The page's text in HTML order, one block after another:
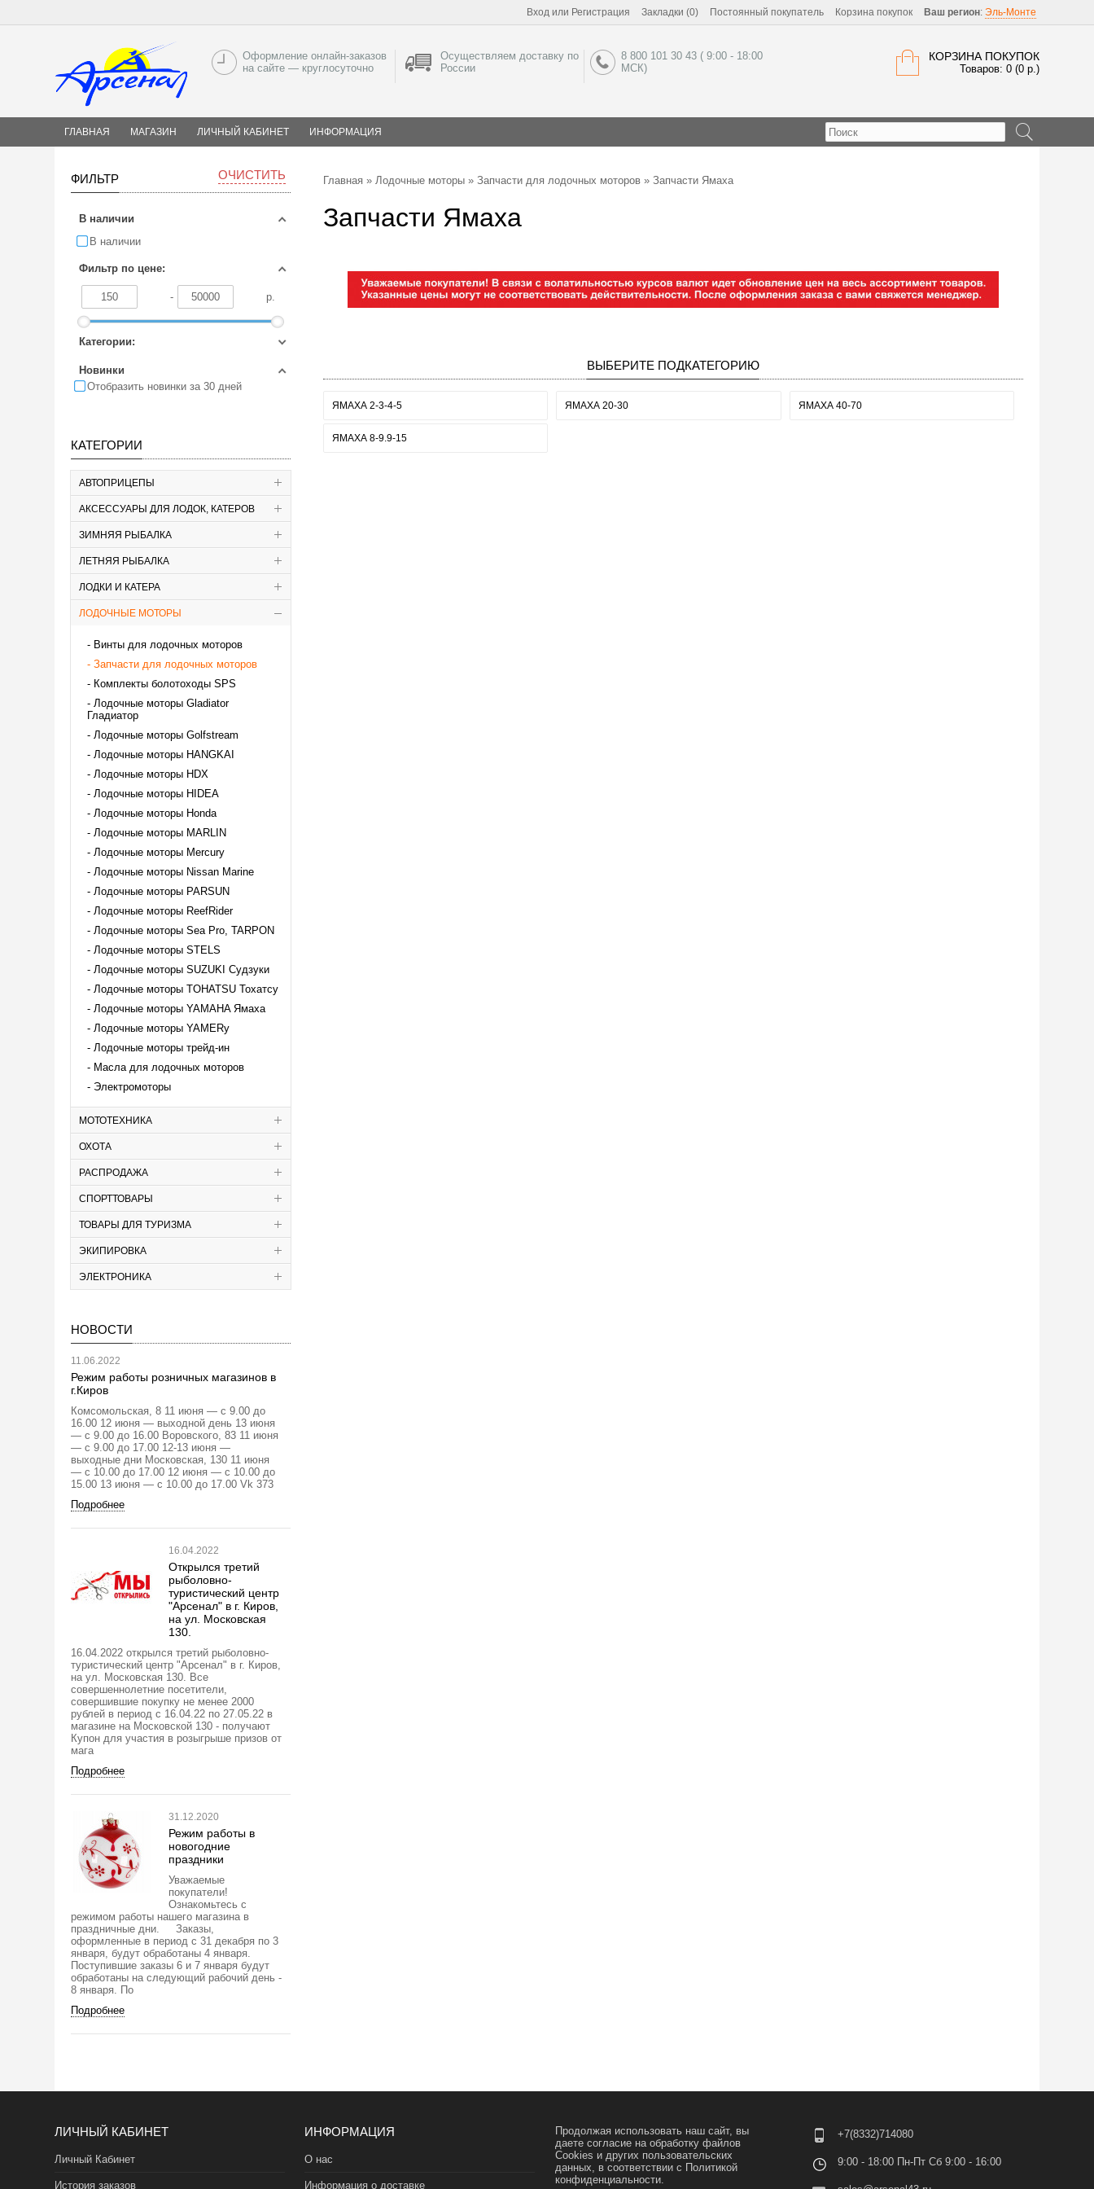
Вход или Регистрация Закладки (0) Постоянный покупатель Корзина покупок Ваш регион: Эль-Монте
КОРЗИНА ПОКУПОК
Товаров: 0 (0 р.)
Оформление онлайн-заказов
на сайте — круглосуточно
Осуществляем доставку по
России
8 800 101 30 43 ( 9:00 - 18:00
МСК)
ГЛАВНАЯ МАГАЗИН ЛИЧНЫЙ КАБИНЕТ ИНФОРМАЦИЯ
ФИЛЬТР ОЧИСТИТЬ
В наличии
В наличии
Фильтр по цене:
- р.
Категории:
Новинки
Отобразить новинки за 30 дней
КАТЕГОРИИ
АВТОПРИЦЕПЫ
АКСЕССУАРЫ ДЛЯ ЛОДОК, КАТЕРОВ
ЗИМНЯЯ РЫБАЛКА
ЛЕТНЯЯ РЫБАЛКА
ЛОДКИ И КАТЕРА
ЛОДОЧНЫЕ МОТОРЫ
Винты для лодочных моторов
Запчасти для лодочных моторов
Комплекты болотоходы SPS
Лодочные моторы Gladiator
Гладиатор
Лодочные моторы Golfstream
Лодочные моторы HANGKAI
Лодочные моторы HDX
Лодочные моторы HIDEA
Лодочные моторы Honda
Лодочные моторы MARLIN
Лодочные моторы Mercury
Лодочные моторы Nissan Marine
Лодочные моторы PARSUN
Лодочные моторы ReefRider
Лодочные моторы Sea Pro, TARPON
Лодочные моторы STELS
Лодочные моторы SUZUKI Судзуки
Лодочные моторы TOHATSU Тохатсу
Лодочные моторы YAMAHA Ямаха
Лодочные моторы YAMERy
Лодочные моторы трейд-ин
Масла для лодочных моторов
Электромоторы
МОТОТЕХНИКА
ОХОТА
РАСПРОДАЖА
СПОРТТОВАРЫ
ТОВАРЫ ДЛЯ ТУРИЗМА
ЭКИПИРОВКА
ЭЛЕКТРОНИКА
НОВОСТИ
11.06.2022
Режим работы розничных магазинов в
г.Киров
Комсомольская, 8 11 июня — с 9.00 до
16.00 12 июня — выходной день 13 июня
— с 9.00 до 16.00 Воровского, 83 11 июня
— с 9.00 до 17.00 12-13 июня —
выходные дни Московская, 130 11 июня
— с 10.00 до 17.00 12 июня — с 10.00 до
15.00 13 июня — с 10.00 до 17.00 Vk 373
Подробнее
16.04.2022
Открылся третий
рыболовно-
туристический центр
"Арсенал" в г. Киров,
на ул. Московская
130.
16.04.2022 открылся третий рыболовно-
туристический центр "Арсенал" в г. Киров,
на ул. Московская 130. Все
совершеннолетние посетители,
совершившие покупку не менее 2000
рублей в период с 16.04.22 по 27.05.22 в
магазине на Московской 130 - получают
Купон для участия в розыгрыше призов от
мага
Подробнее
31.12.2020
Режим работы в
новогодние
праздники
Уважаемые
покупатели!
Ознакомьтесь с
режимом работы нашего магазина в
праздничные дни. Заказы,
оформленные в период с 31 декабря по 3
января, будут обработаны 4 января.
Поступившие заказы 6 и 7 января будут
обработаны на следующий рабочий день -
8 января. По
Подробнее
Главная » Лодочные моторы » Запчасти для лодочных моторов » Запчасти Ямаха
Запчасти Ямаха
ВЫБЕРИТЕ ПОДКАТЕГОРИЮ
ЯМАХА 2-3-4-5 ЯМАХА 20-30 ЯМАХА 40-70
ЯМАХА 8-9.9-15
ЛИЧНЫЙ КАБИНЕТ
Личный Кабинет
История заказов
ИНФОРМАЦИЯ
О нас
Информация о доставке
Продолжая использовать наш сайт, вы
даете согласие на обработку файлов
Cookies и других пользовательских
данных, в соответствии с Политикой
конфиденциальности.
+7(8332)714080
9:00 - 18:00 Пн-Пт Сб 9:00 - 16:00